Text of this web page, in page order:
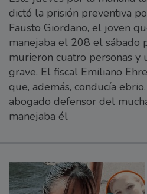
dictó la prisión preventiva
Fausto Giordano, el joven
manejaba el 208 el sábado
murieron cuatro personas y
grave. El fiscal Emiliano
que, además, conducía
abogado defensor del
manejaba él